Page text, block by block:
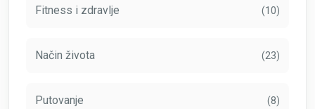
Fitness i zdravlje (10)
Način života (23)
Putovanje (8)